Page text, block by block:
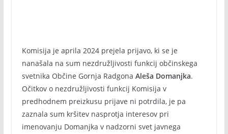
Komisija je aprila 2024 prejela prijavo, ki se je
nanašala na sum nezdružljivosti funkcij občinskega
svetnika Občine Gornja Radgona Aleša Domanjka.
Očitkov o nezdružljivosti funkcij Komisija v
predhodnem preizkusu prijave ni potrdila, je pa
zaznala sum kršitev nasprotja interesov pri
imenovanju Domanjka v nadzorni svet javnega